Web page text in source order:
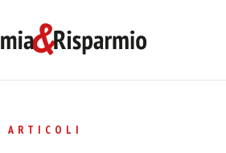
ARTICOLI